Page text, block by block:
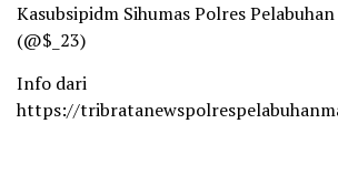
Kasubsipidm Sihumas Polres Pelabuhan
(@$_23)
Info dari
https://